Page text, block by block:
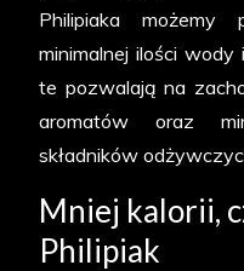
Philipiaka możemy
minimalnej ilości
te pozwalają na
aromatów oraz
składników
Mniej kalorii,
Philipiak